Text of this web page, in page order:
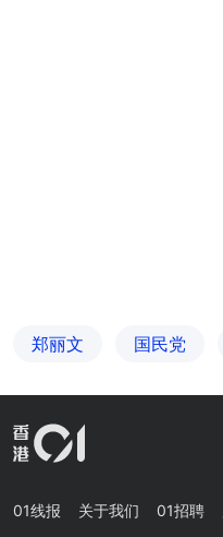
郑丽文 国民党
01线报 关于我们 01招聘